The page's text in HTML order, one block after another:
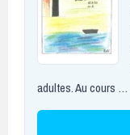
adultes. Au cours …